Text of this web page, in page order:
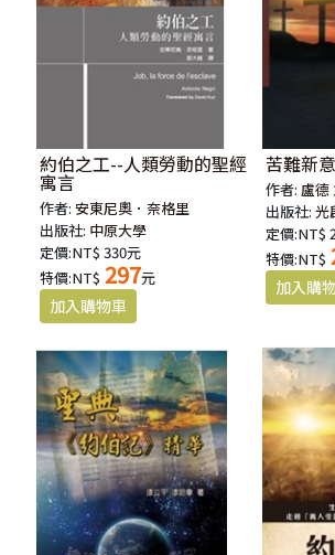
約伯之工--人類勞動的聖經
寓言
作者:安東尼奧．奈格里
出版社: 中原大學
定價:NT$ 330元
特價:NT$ 297元
苦難新
作者:盧德
出版社:光
定價:NT$
特價:NT$